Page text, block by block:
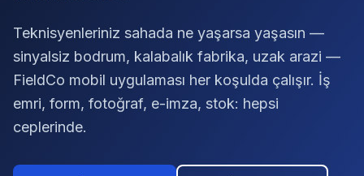
Teknisyenleriniz sahada ne yaşarsa yaşasın —
sinyalsiz bodrum, kalabalık fabrika, uzak arazi —
FieldCo mobil uygulaması her koşulda çalışır. İş
emri, form, fotoğraf, e-imza, stok: hepsi
ceplerinde.